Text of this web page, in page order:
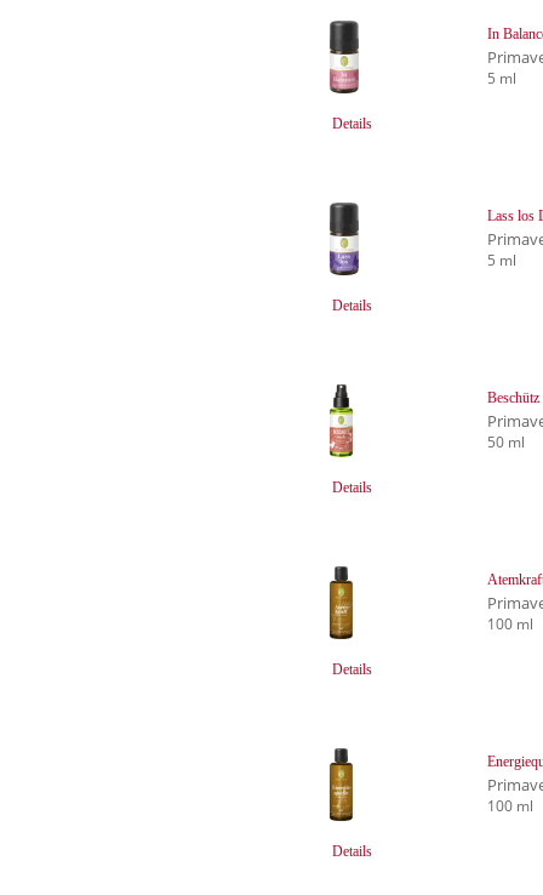
Details
In
5 ml
Details
Lass los
5 ml
Details
50 ml
Details
100 ml
Details
100 ml